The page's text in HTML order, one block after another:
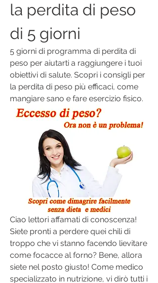
la perdita di peso
di 5 giorni
5 giorni di programma di perdita di
peso per aiutarti a raggiungere i tuoi
obiettivi di salute. Scopri i consigli per
la perdita di peso più efficaci, come
mangiare sano e fare esercizio fisico.
Ciao lettori affamati di conoscenza!
Siete pronti a perdere quei chili di
troppo che vi stanno facendo lievitare
come focacce al forno? Bene, allora
siete nel posto giusto! Come medico
specializzato in nutrizione, vi dirò tutti i